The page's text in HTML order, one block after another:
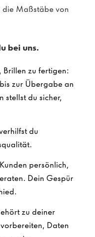
die Maßstäbe von
bei uns.
Brillen zu fertigen:
zur Übergabe an
stellst du sicher,
du
persönlich,
Dein Gespür
zu deiner
Daten